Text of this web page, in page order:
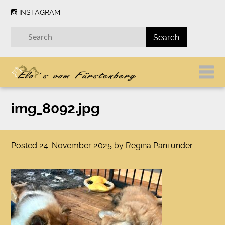
INSTAGRAM
img_8092.jpg
Posted 24. November 2025 by Regina Pani under